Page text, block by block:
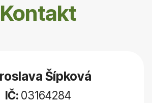
Kontakt
Šípková
IČ: 03164284